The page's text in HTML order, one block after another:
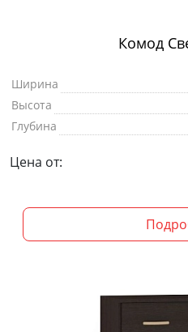
Комод
Ширина
Высота
Глубина
Цена от: